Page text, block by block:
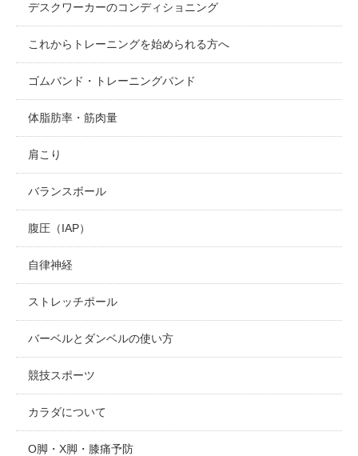
デスクワーカーのコンディショニング
これからトレーニングを始められる方へ
ゴムバンド・トレーニングバンド
体脂肪率・筋肉量
肩こり
バランスボール
腹圧（IAP）
自律神経
ストレッチポール
バーベルとダンベルの使い方
競技スポーツ
カラダについて
O脚・X脚・膝痛予防